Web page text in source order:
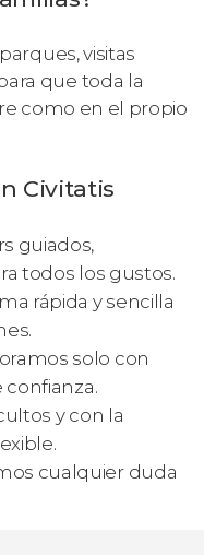
visitas
que toda la
como en el propio
Civitatis
guiados,
todos los gustos.
rápida y sencilla
solo con
confianza.
y con la
cualquier duda